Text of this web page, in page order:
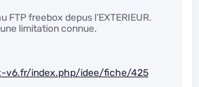
FTP freebox depus l’EXTERIEUR.
limitation connue.
v6.fr/index.php/idee/fiche/425